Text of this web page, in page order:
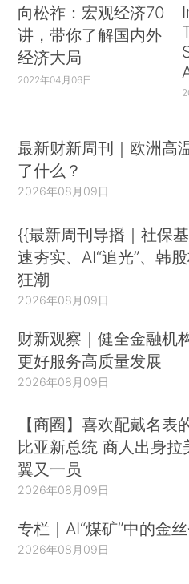
向松祚：宏观经济70
讲，带你了解国内外
经济大局
2022年04月06日
最新财新周刊｜欧洲高
了什么？
2026年08月09日
{{最新周刊导播｜社保
速夯实、AI“追光”、韩
狂潮
2026年08月09日
财新观察｜健全金融机
更好服务高质量发展
2026年08月09日
【商圈】喜欢配戴名表
比亚新总统 商人出身拉
翼又一员
2026年08月09日
专栏｜AI“煤矿”中的金
2026年08月09日